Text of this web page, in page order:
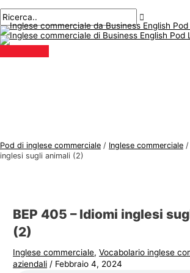
al
contenuto
principale
Pod di inglese commerciale / Inglese commerciale /
inglesi sugli animali (2)
BEP 405 – Idiomi inglesi
(2)
Inglese commerciale,Vocabolario inglese
aziendali / Febbraio 4, 2024
navigazione
qui..
mail*
A
r
g
o
d
g
l
e
s
C
e
r
c